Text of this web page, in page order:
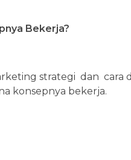
Bekerja?
strategi dan cara
konsepnya bekerja.